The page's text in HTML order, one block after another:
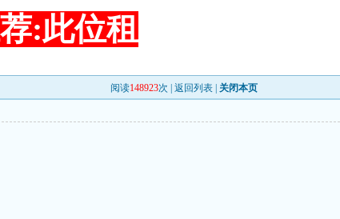
:此位租
阅读148923次 | 返回列表 关闭本页